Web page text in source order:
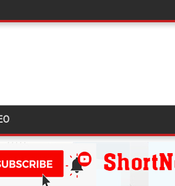
இலங்கை இணைந்து
அரசாங்கத்தின் இலக்கு